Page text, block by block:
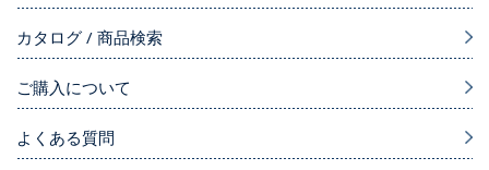
カタログ / 商品検索
ご購入について
よくある質問